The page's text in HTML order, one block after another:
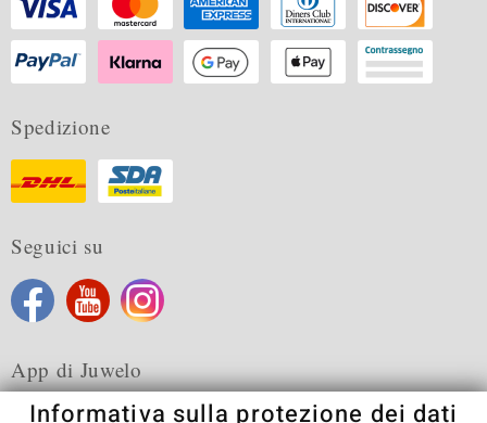
Spedizione
Seguici su
App di Juwelo
Informativa sulla protezione dei dati